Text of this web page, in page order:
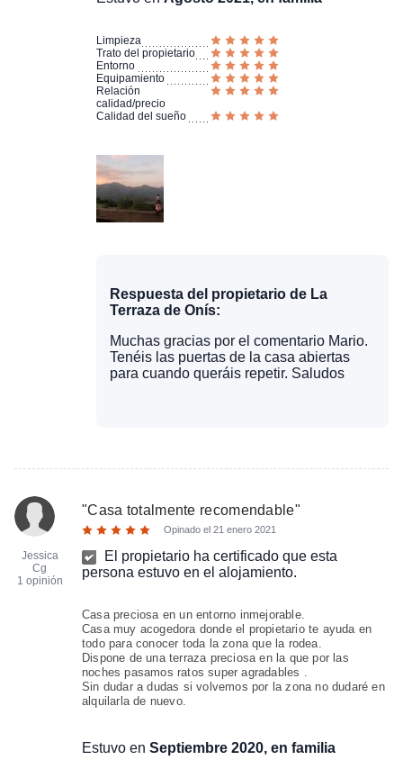
Limpieza
Trato del propietario
Entorno
Equipamiento
Relación
calidad/precio
Calidad del sueño
Respuesta del propietario de La
Terraza de Onís:
Muchas gracias por el comentario Mario.
Tenéis las puertas de la casa abiertas
para cuando queráis repetir. Saludos
Jessica
Cg
1 opinión
"Casa totalmente recomendable"
Opinado el 21 enero 2021
El propietario ha certificado que esta
persona estuvo en el alojamiento.
Casa preciosa en un entorno inmejorable.
Casa muy acogedora donde el propietario te ayuda en
todo para conocer toda la zona que la rodea.
Dispone de una terraza preciosa en la que por las
noches pasamos ratos super agradables .
Sin dudar a dudas si volvemos por la zona no dudaré en
alquilarla de nuevo.
Estuvo en Septiembre 2020, en familia